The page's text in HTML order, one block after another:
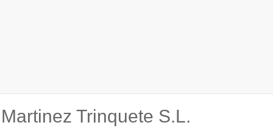
Martinez Trinquete S.L.